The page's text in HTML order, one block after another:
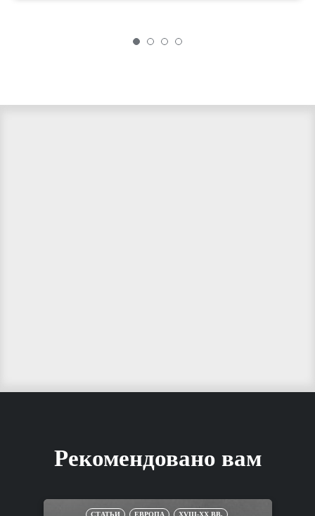
Рекомендовано вам
СТАТЬИ ЕВРОПА XVIII-XX ВВ.